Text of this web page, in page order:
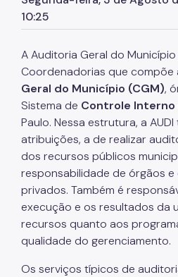
Zeladoria Urbana
Termo de Cooperação
Programa de Metas
Noticias
Contate Nossos Servidores
10:25
A Auditoria Geral do
Coordenadorias que compõe
Geral do Município (CGM),
Sistema de Controle Interno
Paulo. Nessa estrutura, a
atribuições, a de realizar
dos recursos públicos
responsabilidade de órgãos
privados. Também é
execução e os resultados da
recursos quanto aos
qualidade do gerenciamento.
Os serviços típicos de